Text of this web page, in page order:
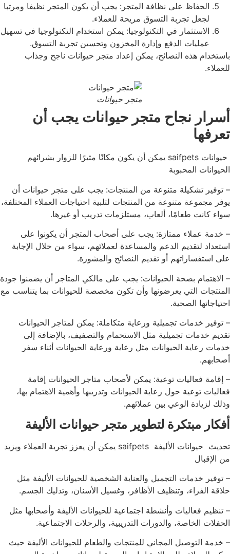
الحفاظ على نظافة المتجر: يجب أن يكون المتجر نظيفا ومرتبا
لجعل تجربة التسوق مريحة للعملاء.
الاستثمار في التكنولوجيا: يمكن استخدام التكنولوجيا في تسهيل
عمليات الدفع وإدارة المخزون وتحسين تجربة التسوق.
باستخدام هذه النصائح، يمكن إعداد متجر حيوانات ناجح وجذاب
للعملاء.
متجر حيوانات
أسرار نجاح متجر حيوانات يجب أن
تعرفها
حيوانات saifpets يمكن أن يكون مكانًا مثيرًا للزوار بشرائهم
الحيوانات المحبوبة
– توفير تشكيلة متنوعة من المنتجات: يجب على متجر حيوانات أن
يوفر مجموعة متنوعة من المنتجات لتلبية احتياجات العملاء المختلفة،
سواء كانت طعامًا، ألعاب، مستلزمات تدريب أو غيرها.
– خدمة عملاء ممتازة: يجب على أصحاب المتجر أن يكونوا على
استعداد لتقديم الدعم والمساعدة لعملائهم، سواء من خلال الإجابة
على استفساراتهم أو تقديم النصائح والمشورة.
– الاهتمام بصحة الحيوانات: يجب على مالكي المتاجر أن يضمنوا جودة
المنتجات التي يعرضونها وأن تكون مخصصة للحيوانات بما يتناسب مع
احتياجاتها الصحية.
– توفير خدمات تجميلية ورعاية متكاملة: يمكن لمتاجر الحيوانات
تقديم خدمات تجميلية مثل الاستحمام والتصفيف، بالإضافة إلى
خدمات رعاية الحيوانات مثل رعاية ورعاية الحيوانات أثناء سفر
أصحابهم.
– إقامة فعاليات توعية: يمكن لأصحاب متاجر الحيوانات إقامة
فعاليات توعية حول رعاية الحيوانات وتدريبها وأهمية الاهتمام بها،
وذلك لزيادة الوعي بين عملائهم.
أفكار مبتكرة لتطوير متجر حيوانات الأليفة
تحديث حيوانات الأليفة saifpets يمكن أن يعزز تجربة العملاء ويزيد
من الإقبال
– توفير خدمات التجميل والعناية الشخصية للحيوانات الأليفة مثل
حلاقة الفراء، وتنظيف الأظافر، وغسيل الأسنان، وتدليك الجسم.
– تنظيم فعاليات وأنشطة اجتماعية للحيوانات الأليفة وأصحابها مثل
الحفلات الخاصة، والدورات التدريبية، والرحلات الاجتماعية.
– خدمة التوصيل المجاني للمنتجات والطعام للحيوانات الأليفة حيث